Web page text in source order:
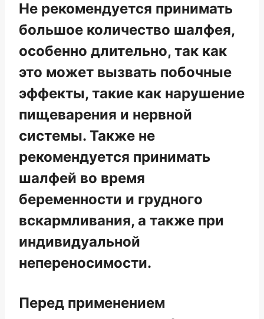
Не рекомендуется принимать
большое количество шалфея,
особенно длительно, так как
это может вызвать побочные
эффекты, такие как нарушение
пищеварения и нервной
системы. Также не
рекомендуется принимать
шалфей во время
беременности и грудного
вскармливания, а также при
индивидуальной
непереносимости.
Перед применением